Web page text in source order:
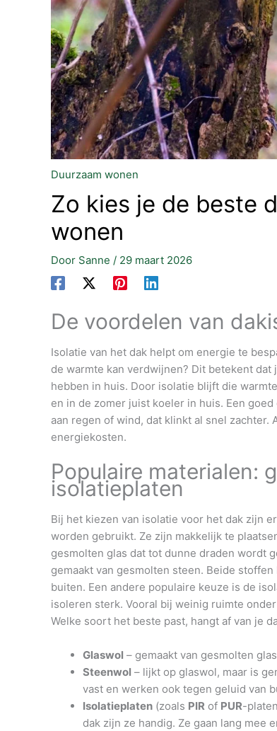
Duurzaam wonen
Zo kies je de beste
wonen
Door Sanne / 29 maart 2026
De voordelen van
Isolatie van het dak helpt om energie te
de warmte kan verdwijnen? Dit betekent
hebben in huis. Door isolatie blijft die
en in de zomer juist koeler in huis. Een
aan regen of wind, dat klinkt al snel
energiekosten.
Populaire materialen:
isolatieplaten
Bij het kiezen van isolatie voor het dak zijn
worden gebruikt. Ze zijn makkelijk te
gesmolten glas dat tot dunne draden wordt
gemaakt van gesmolten steen. Beide
buiten. Een andere populaire keuze is de
isoleren sterk. Vooral bij weinig ruimte
Welke soort het beste past, hangt af van je
Glaswol – gemaakt van gesmolten
Steenwol – lijkt op glaswol, maar is
vast en werken ook tegen geluid van
Isolatieplaten (zoals PIR of PUR-
dak zijn ze handig. Ze gaan lang mee